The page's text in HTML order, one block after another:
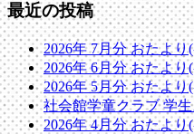
最近の投稿
2026年 7月分 おたより
2026年 6月分 おたより
2026年 5月分 おたより
社会館学童クラブ 学
2026年 4月分 おたより